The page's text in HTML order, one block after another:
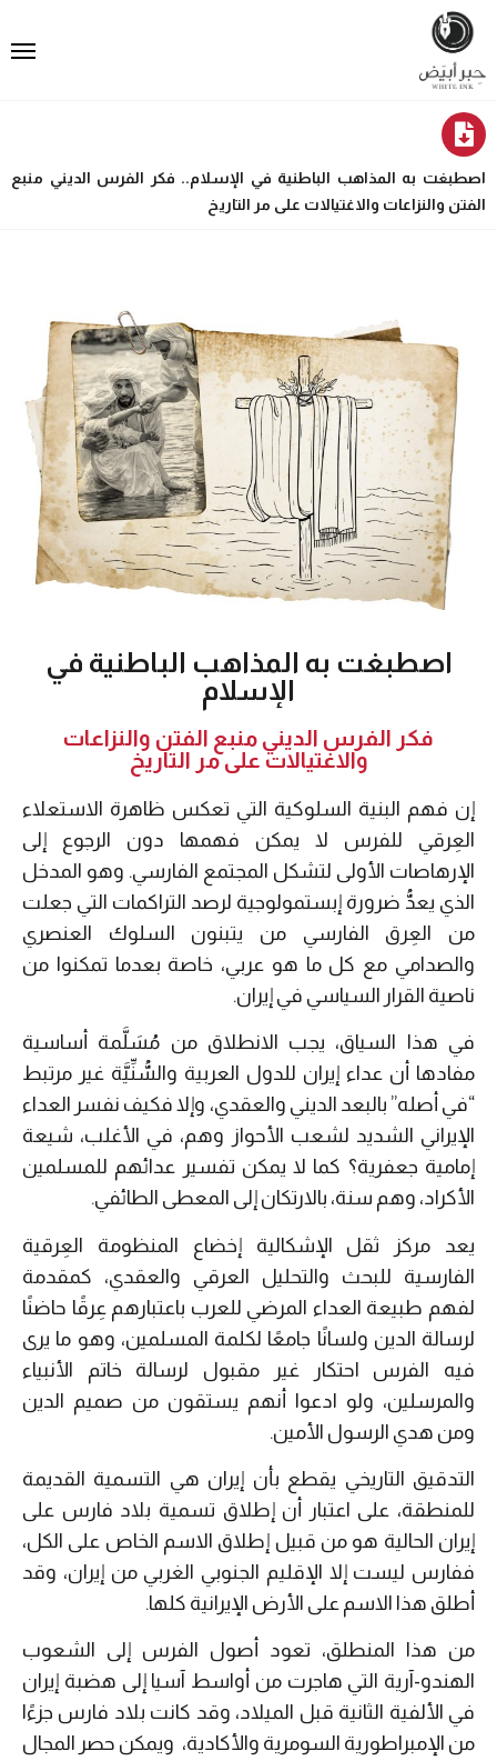
اصطبغت به المذاهب الباطنية في الإسلام.. فكر الفرس الديني منبع
الفتن والنزاعات والاغتيالات على مر التاريخ
اصطبغت به المذاهب الباطنية في
الإسلام
فكر الفرس الديني منبع الفتن والنزاعات
والاغتيالات على مر التاريخ
إن فهم البنية السلوكية التي تعكس ظاهرة الاستعلاء
العِرقي للفرس لا يمكن فهمها دون الرجوع إلى
الإرهاصات الأولى لتشكل المجتمع الفارسي. وهو المدخل
الذي يعدُّ ضرورة إبستمولوجية لرصد التراكمات التي جعلت
من العِرق الفارسي من يتبنون السلوك العنصري
والصدامي مع كل ما هو عربي، خاصة بعدما تمكنوا من
ناصية القرار السياسي في إيران.
في هذا السياق، يجب الانطلاق من مُسَلَّمة أساسية
مفادها أن عداء إيران للدول العربية والسُّنِّيَّة غير مرتبط
“في أصله” بالبعد الديني والعقدي، وإلا فكيف نفسر العداء
الإيراني الشديد لشعب الأحواز وهم، في الأغلب، شيعة
إمامية جعفرية؟ كما لا يمكن تفسير عدائهم للمسلمين
الأكراد، وهم سنة، بالارتكان إلى المعطى الطائفي.
يعد مركز ثقل الإشكالية إخضاع المنظومة العِرقية
الفارسية للبحث والتحليل العرقي والعقدي، كمقدمة
لفهم طبيعة العداء المرضي للعرب باعتبارهم عِرقًا حاضنًا
لرسالة الدين ولسانًا جامعًا لكلمة المسلمين، وهو ما يرى
فيه الفرس احتكار غير مقبول لرسالة خاتم الأنبياء
والمرسلين، ولو ادعوا أنهم يستقون من صميم الدين
ومن هدي الرسول الأمين.
التدقيق التاريخي يقطع بأن إيران هي التسمية القديمة
للمنطقة، على اعتبار أن إطلاق تسمية بلاد فارس على
إيران الحالية هو من قبيل إطلاق الاسم الخاص على الكل،
ففارس ليست إلا الإقليم الجنوبي الغربي من إيران، وقد
أطلق هذا الاسم على الأرض الإيرانية كلها.
من هذا المنطلق، تعود أصول الفرس إلى الشعوب
الهندو-آرية التي هاجرت من أواسط آسيا إلى هضبة إيران
في الألفية الثانية قبل الميلاد، وقد كانت بلاد فارس جزءًا
من الإمبراطورية السومرية والأكادية، ويمكن حصر المجال